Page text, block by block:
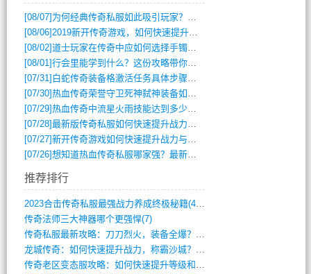
[08/07] 为何经典传奇私服如此吸引玩家？深度攻略解析
[08/06]2019新开传奇游戏，如何快速提升角色等级？
[08/02]道士玩家在传奇中应如何选择手镯装备？
[08/01]行会里能学到什么？这份攻略带你全掌握
[07/31] 白蛇传奇装备格激活任务具体步骤是什么？如何完成？
[07/30]热血传奇荣誉守卫死神弑神装备如何获取与佩戴攻略？
[07/29]热血传奇中流星火雨技能达到多少级可以开始练装备？
[07/28]最新版传奇私服如何快速提升战力与获取稀有装备？
[07/27]新开传奇游戏如何快速提升战力与获取稀有装备？
[07/26]想知道热血传奇私服哪家强？最新排行榜攻略全解析
推荐排行
2023合击传奇私服最强战力养成终极秘籍(428)
传奇法师三大神器哪个更强悍(7)
传奇私服最新攻略：刀刀烈火，装备全爆？攻(813)
龙城传奇：如何快速提升战力，称霸沙城？(802)
传奇老区变态服攻略：如何快速提升等级和战(379)